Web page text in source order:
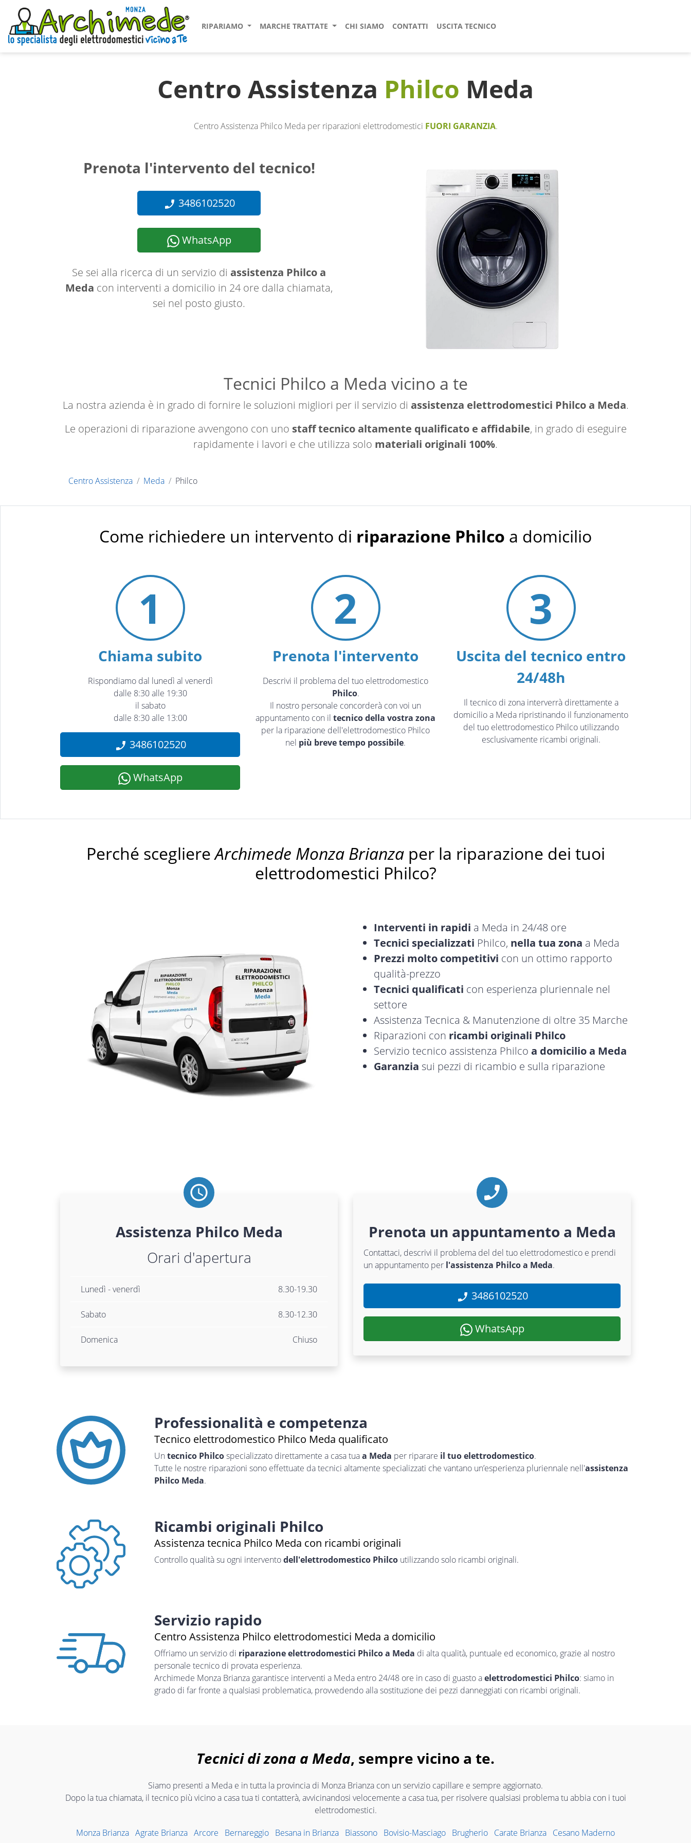
RIPARIAMO MARCHE TRATTATE CHI SIAMO CONTATTI USCITA TECNICO
Centro Assistenza Philco Meda
Centro Assistenza Philco Meda per riparazioni elettrodomestici FUORI GARANZIA.
Prenota l'intervento del tecnico!
3486102520
WhatsApp
Se sei alla ricerca di un servizio di assistenza Philco a
Meda con interventi a domicilio in 24 ore dalla chiamata,
sei nel posto giusto.
Tecnici Philco a Meda vicino a te
La nostra azienda è in grado di fornire le soluzioni migliori per il servizio di assistenza elettrodomestici Philco a Meda.
Le operazioni di riparazione avvengono con uno staff tecnico altamente qualificato e affidabile, in grado di eseguire
rapidamente i lavori e che utilizza solo materiali originali 100%.
Centro Assistenza Meda Philco
Come richiedere un intervento di riparazione Philco a domicilio
1
Chiama subito
Rispondiamo dal lunedì al venerdì
dalle 8:30 alle 19:30
il sabato
dalle 8:30 alle 13:00
3486102520
WhatsApp
2
Prenota l'intervento
Descrivi il problema del tuo elettrodomestico
Philco.
Il nostro personale concorderà con voi un
appuntamento con il tecnico della vostra zona
per la riparazione dell'elettrodomestico Philco
nel più breve tempo possibile.
3
Uscita del tecnico entro
24/48h
Il tecnico di zona interverrà direttamente a
domicilio a Meda ripristinando il funzionamento
del tuo elettrodomestico Philco utilizzando
esclusivamente ricambi originali.
Perché scegliereArchimede Monza Brianzaper la riparazione dei tuoi
elettrodomestici Philco?
Interventi in rapidi a Meda in 24/48 ore
Tecnici specializzati Philco, nella tua zona a Meda
Prezzi molto competitivi con un ottimo rapporto
qualità-prezzo
Tecnici qualificati con esperienza pluriennale nel
settore
Assistenza Tecnica & Manutenzione di oltre 35 Marche
Riparazioni con ricambi originali Philco
Servizio tecnico assistenza Philco a domicilio a Meda
Garanzia sui pezzi di ricambio e sulla riparazione
Assistenza Philco Meda
Orari d'apertura
Lunedì - venerdì 8.30-19.30
Sabato 8.30-12.30
Domenica Chiuso
Prenota un appuntamento a Meda
Contattaci, descrivi il problema del del tuo elettrodomestico e prendi
un appuntamento per l'assistenza Philco a Meda.
3486102520
WhatsApp
Professionalità e competenza
Tecnico elettrodomestico Philco Meda qualificato
Un tecnico Philcospecializzato direttamente a casa tuaa Meda per riparare il tuo elettrodomestico.
Tutte le nostre riparazioni sono effettuate da tecnici altamente specializzati che vantano un’esperienza pluriennale nell'assistenza
Philco Meda.
Ricambi originali Philco
Assistenza tecnica Philco Meda con ricambi originali
Controllo qualità su ogni interventodell'elettrodomestico Philco utilizzando solo ricambi originali.
Servizio rapido
Centro Assistenza Philco elettrodomestici Meda a domicilio
Offriamo un servizio di riparazione elettrodomestici Philco a Meda di alta qualità, puntuale ed economico, grazie al nostro
personale tecnico di provata esperienza.
Archimede Monza Brianza garantisce interventi a Meda entro 24/48 ore in caso di guasto aelettrodomestici Philco: siamo in
grado di far fronte a qualsiasi problematica, provvedendo alla sostituzione dei pezzi danneggiati con ricambi originali.
Tecnici di zona a Meda, sempre vicino a te.
Siamo presenti a Meda e in tutta la provincia di Monza Brianza con un servizio capillare e sempre aggiornato.
Dopo la tua chiamata, il tecnico più vicino a casa tua ti contatterà, avvicinandosi velocemente a casa tua, per risolvere qualsiasi problema tu abbia con i tuoi
elettrodomestici.
Monza Brianza Agrate Brianza Arcore Bernareggio Besana in Brianza Biassono Bovisio-Masciago Brugherio Carate Brianza Cesano Maderno